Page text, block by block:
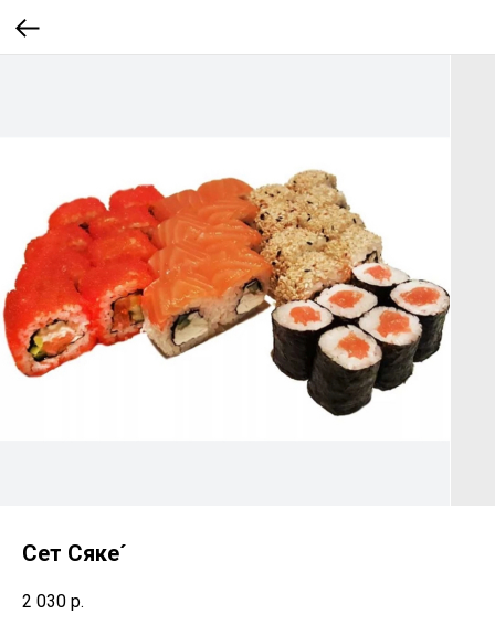
Сет Сяке´
2 030 р.